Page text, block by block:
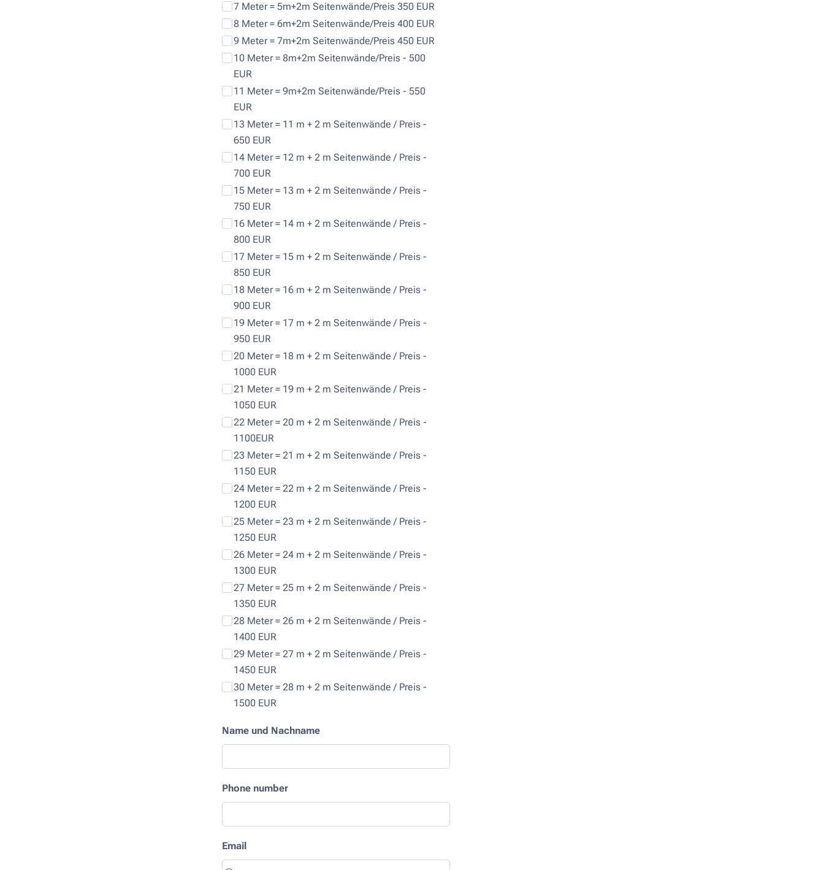
7 Meter = 5m+2m Seitenwände/Preis 350 EUR
8 Meter = 6m+2m Seitenwände/Preis 400 EUR
9 Meter = 7m+2m Seitenwände/Preis 450 EUR
10 Meter = 8m+2m Seitenwände/Preis - 500
EUR
11 Meter = 9m+2m Seitenwände/Preis - 550
EUR
13 Meter = 11 m + 2 m Seitenwände / Preis -
650 EUR
14 Meter = 12 m + 2 m Seitenwände / Preis -
700 EUR
15 Meter = 13 m + 2 m Seitenwände / Preis -
750 EUR
16 Meter = 14 m + 2 m Seitenwände / Preis -
800 EUR
17 Meter = 15 m + 2 m Seitenwände / Preis -
850 EUR
18 Meter = 16 m + 2 m Seitenwände / Preis -
900 EUR
19 Meter = 17 m + 2 m Seitenwände / Preis -
950 EUR
20 Meter = 18 m + 2 m Seitenwände / Preis -
1000 EUR
21 Meter = 19 m + 2 m Seitenwände / Preis -
1050 EUR
22 Meter = 20 m + 2 m Seitenwände / Preis -
1100EUR
23 Meter = 21 m + 2 m Seitenwände / Preis -
1150 EUR
24 Meter = 22 m + 2 m Seitenwände / Preis -
1200 EUR
25 Meter = 23 m + 2 m Seitenwände / Preis -
1250 EUR
26 Meter = 24 m + 2 m Seitenwände / Preis -
1300 EUR
27 Meter = 25 m + 2 m Seitenwände / Preis -
1350 EUR
28 Meter = 26 m + 2 m Seitenwände / Preis -
1400 EUR
29 Meter = 27 m + 2 m Seitenwände / Preis -
1450 EUR
30 Meter = 28 m + 2 m Seitenwände / Preis -
1500 EUR
Name und Nachname
Phone number
Email